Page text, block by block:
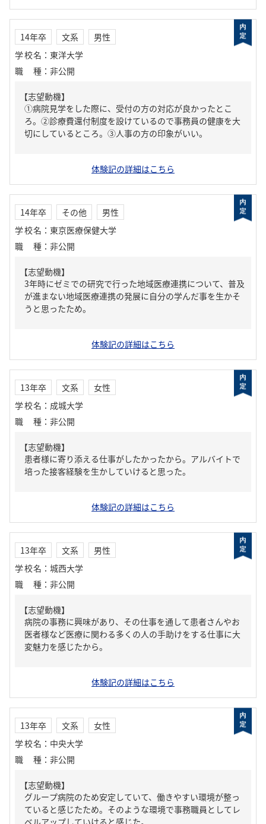
14年卒 文系
男性
学校名 ： 東洋大学
職種 ： 非公開
【志望動機】
①病院見学をした際に、受付の方の対応が良かったとこ
ろ。②診療費還付制度を設けているので事務員の健康を大
切にしているところ。③人事の方の印象がいい。
体験記の詳細はこちら
14年卒 その他
男性
学校名 ： 東京医療保健大学
職種 ： 非公開
【志望動機】
3年時にゼミでの研究で行った地域医療連携について、普及
が進まない地域医療連携の発展に自分の学んだ事を生かそ
うと思ったため。
体験記の詳細はこちら
13年卒 文系
女性
学校名 ： 成城大学
職種 ： 非公開
【志望動機】
患者様に寄り添える仕事がしたかったから。アルバイトで
培った接客経験を生かしていけると思った。
体験記の詳細はこちら
13年卒 文系
男性
学校名 ： 城西大学
職種 ： 非公開
【志望動機】
病院の事務に興味があり、その仕事を通して患者さんやお
医者様など医療に関わる多くの人の手助けをする仕事に大
変魅力を感じたから。
体験記の詳細はこちら
13年卒 文系
女性
学校名 ： 中央大学
職種 ： 非公開
【志望動機】
グループ病院のため安定していて、働きやすい環境が整っ
ていると感じたため。そのような環境で事務職員としてレ
ベルアップしていけると感じた。